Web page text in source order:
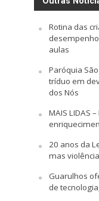
Rotina das
aulas
Paróquia
tríduo em
dos Nós
MAIS LIDAS
20 anos da
mas
Guarulhos
de